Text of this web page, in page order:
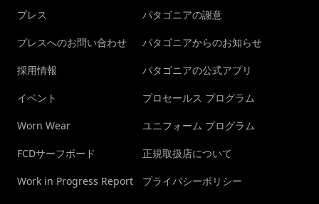
プレス
プレスへのお問い合わせ
採用情報
イベント
Worn Wear
FCDサーフボード
Work in Progress Report
パタゴニアの謝意
パタゴニアからのお知らせ
パタゴニアの公式アプリ
プロセールス プログラム
ユニフォーム プログラム
正規取扱店について
プライバシーポリシー